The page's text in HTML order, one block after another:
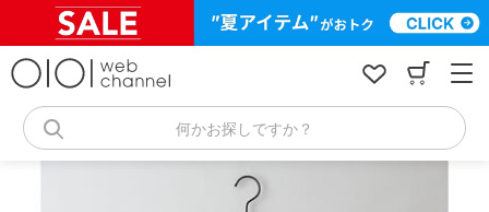
何かお探しですか？